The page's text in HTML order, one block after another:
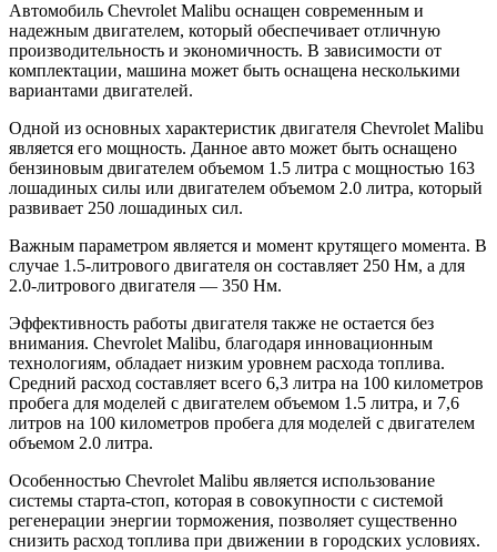
Автомобиль Chevrolet Malibu оснащен современным и
надежным двигателем, который обеспечивает отличную
производительность и экономичность. В зависимости от
комплектации, машина может быть оснащена несколькими
вариантами двигателей.
Одной из основных характеристик двигателя Chevrolet Malibu
является его мощность. Данное авто может быть оснащено
бензиновым двигателем объемом 1.5 литра с мощностью 163
лошадиных силы или двигателем объемом 2.0 литра, который
развивает 250 лошадиных сил.
Важным параметром является и момент крутящего момента. В
случае 1.5-литрового двигателя он составляет 250 Нм, а для
2.0-литрового двигателя — 350 Нм.
Эффективность работы двигателя также не остается без
внимания. Chevrolet Malibu, благодаря инновационным
технологиям, обладает низким уровнем расхода топлива.
Средний расход составляет всего 6,3 литра на 100 километров
пробега для моделей с двигателем объемом 1.5 литра, и 7,6
литров на 100 километров пробега для моделей с двигателем
объемом 2.0 литра.
Особенностью Chevrolet Malibu является использование
системы старта-стоп, которая в совокупности с системой
регенерации энергии торможения, позволяет существенно
снизить расход топлива при движении в городских условиях.